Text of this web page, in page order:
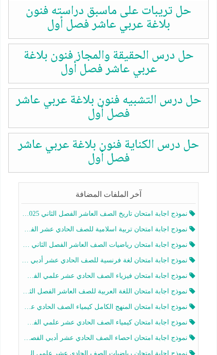
حل تريبات على ماسبق دراسته فنون
بلاغة عربي عاشر فصل أول
حل درس الحقيقة والمجاز فنون بلاغة
عربي عاشر فصل أول
حل درس التشبيه فنون بلاغة عربي عاشر
فصل أول
حل درس الكناية فنون بلاغة عربي عاشر
فصل أول
آخر الملفات المضافة
نموذج اجابة امتحان تاريخ الصف العاشر الفصل الثاني 2025-2026
نموذج اجابة امتحان تربية اسلامية للصف الحادي عشر الفصل الثاني 2025-2026
نموذج اجابة امتحان رياضيات الصف العاشر الفصل الثاني 2025-2026
نموذج اجابة امتحان لغة فرنسية للصف الحادي عشر أدبي الفصل الثاني 2025-2026
نموذج اجابة امتحان فيزياء الصف الحادي عشر علمي الفصل الثاني 2025-2026
نموذج اجابة امتحان اللغة العربية للصف العاشر الفصل الثاني 2025-2026
نموذج اجابة امتحان المنهج الكامل كيمياء الصف الحادي عشر علمي الفصل الثاني 2025-2026
نموذج اجابة امتحان كيمياء الصف الحادي عشر علمي الفصل الثاني 2025-2026
نموذج اجابة امتحان احصاء الصف الحادي عشر أدبي الفصل الثاني 2025-2026
نموذج اجابة امتحان رياضيات الصف الحادي عشر علمي الفصل الثاني 2025-2026